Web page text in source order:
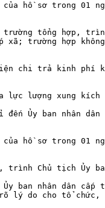
hồ sơ trong 01
tổng hợp,
xã; trường hợp
chi trả kinh phí
lượng xung kích
Ủy ban nhân
hồ sơ trong 01
trình Chủ tịch Ủy
ban nhân dân
lý do cho tổ chức,